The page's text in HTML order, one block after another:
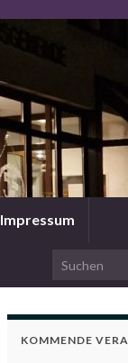
Impressum
Search for:
KOMMENDE